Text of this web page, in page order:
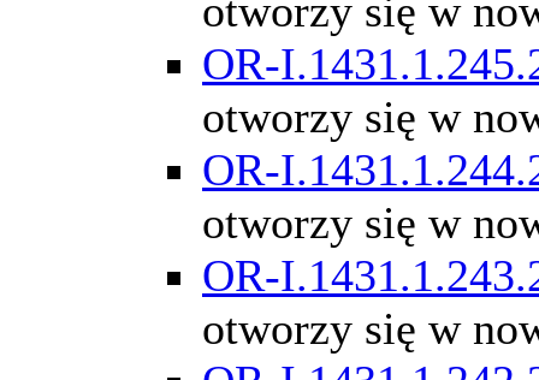
otworzy się w
OR-
otworzy się w
OR-
otworzy się w
OR-
otworzy się w